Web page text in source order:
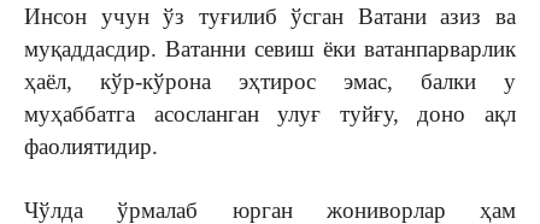
Инсон учун ўз туғилиб ўсган Ватани азиз ва
муқаддасдир. Ватанни севиш ёки ватанпарварлик
ҳаёл, кўр-кўрона эҳтирос эмас, балки у
муҳаббатга асосланган улуғ туйғу, доно ақл
фаолиятидир.
Чўлда ўрмалаб юрган жониворлар ҳам